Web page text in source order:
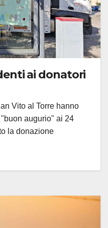
ai donatori
Vito al Torre hanno
augurio" ai 24
la donazione